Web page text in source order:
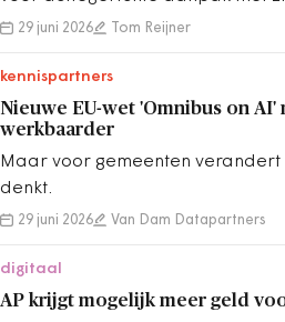
op korte termijn.
29 juni 2026 Tom Reijner
kennispartners
Nieuwe EU-wet 'Omnibus on AI'
werkbaarder
Maar voor gemeenten
denkt.
29 juni 2026 Van Dam Datapartners
digitaal
AP krijgt mogelijk meer geld